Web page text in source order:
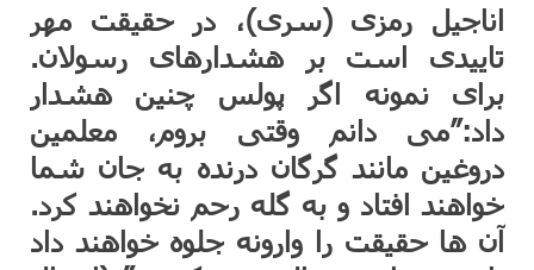
اناجیل رمزی (سری)، در حقیقت مهر
تاییدی است بر هشدارهای رسولان.
برای نمونه اگر پولس چنین هشدار
داد:”می دانم وقتی بروم، معلمین
دروغین مانند گرگان درنده به جان شما
خواهند افتاد و به گله رحم نخواهند کرد.
آن ها حقیقت را وارونه جلوه خواهند داد